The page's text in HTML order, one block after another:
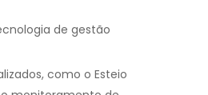
de gestão
como o Esteio